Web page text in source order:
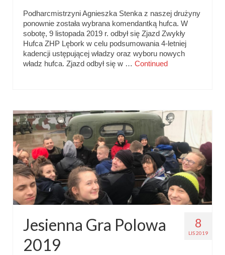
Podharcmistrzyni Agnieszka Stenka z naszej drużyny
ponownie została wybrana komendantką hufca. W
sobotę, 9 listopada 2019 r. odbył się Zjazd Zwykły
Hufca ZHP Lębork w celu podsumowania 4-letniej
kadencji ustępującej władzy oraz wyboru nowych
władz hufca. Zjazd odbył się w … Continued
8
LIS 2019
Jesienna Gra Polowa
2019